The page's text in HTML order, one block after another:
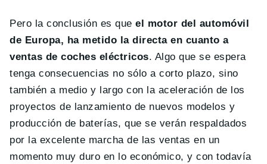
Pero la conclusión es queel motor del automóvil
de Europa, ha metido la directa en cuanto a
ventas de coches eléctricos. Algo que se espera
tenga consecuencias no sólo a corto plazo, sino
también a medio y largo con la aceleración de los
proyectos de lanzamiento de nuevos modelos y
producción de baterías, que se verán respaldados
por la excelente marcha de las ventas en un
momento muy duro en lo económico, y con todavía